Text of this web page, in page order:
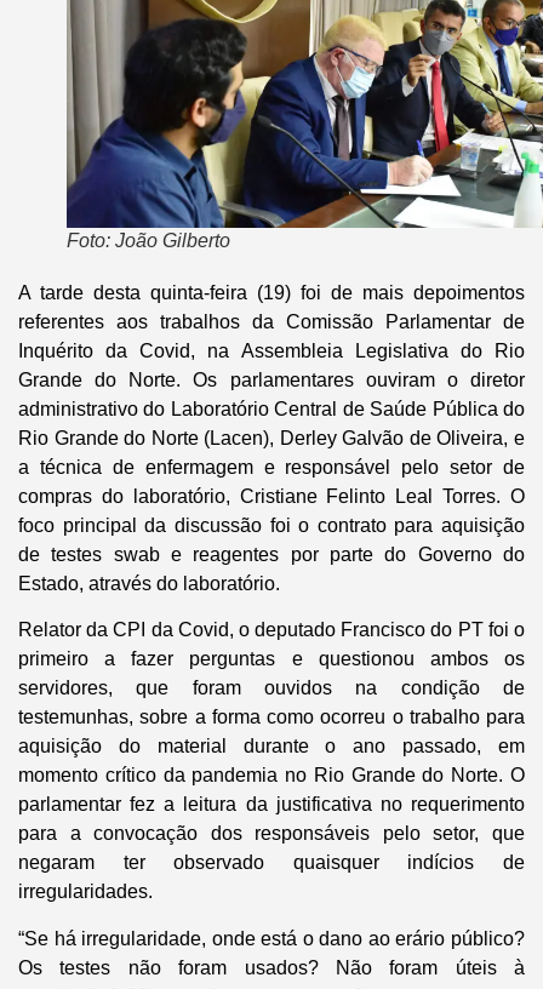
Foto: João Gilberto
A tarde desta quinta-feira (19) foi de mais depoimentos
referentes aos trabalhos da Comissão Parlamentar de
Inquérito da Covid, na Assembleia Legislativa do Rio
Grande do Norte. Os parlamentares ouviram o diretor
administrativo do Laboratório Central de Saúde Pública do
Rio Grande do Norte (Lacen), Derley Galvão de Oliveira, e
a técnica de enfermagem e responsável pelo setor de
compras do laboratório, Cristiane Felinto Leal Torres. O
foco principal da discussão foi o contrato para aquisição
de testes swab e reagentes por parte do Governo do
Estado, através do laboratório.
Relator da CPI da Covid, o deputado Francisco do PT foi o
primeiro a fazer perguntas e questionou ambos os
servidores, que foram ouvidos na condição de
testemunhas, sobre a forma como ocorreu o trabalho para
aquisição do material durante o ano passado, em
momento crítico da pandemia no Rio Grande do Norte. O
parlamentar fez a leitura da justificativa no requerimento
para a convocação dos responsáveis pelo setor, que
negaram ter observado quaisquer indícios de
irregularidades.
“Se há irregularidade, onde está o dano ao erário público?
Os testes não foram usados? Não foram úteis à